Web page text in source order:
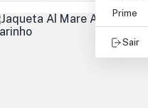
Prime
Sair